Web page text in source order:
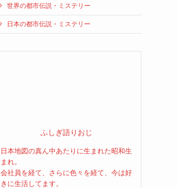
世界の都市伝説・ミステリー
日本の都市伝説・ミステリー
ふしぎ語りおじ
日本地図の真ん中あたりに生まれた昭和生
まれ。
会社員を経て、さらに色々を経て、今は好
きに生活してます。